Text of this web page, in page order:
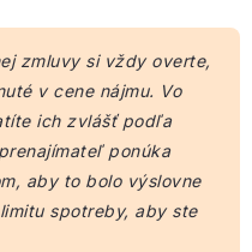
zmluvy si vždy overte,
v cene nájmu. Vo
ich zvlášť podľa
ponúka
aby to bolo výslovne
spotreby, aby ste